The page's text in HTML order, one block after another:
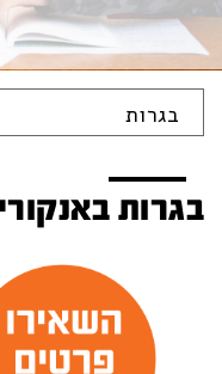
בגרות באנקורי